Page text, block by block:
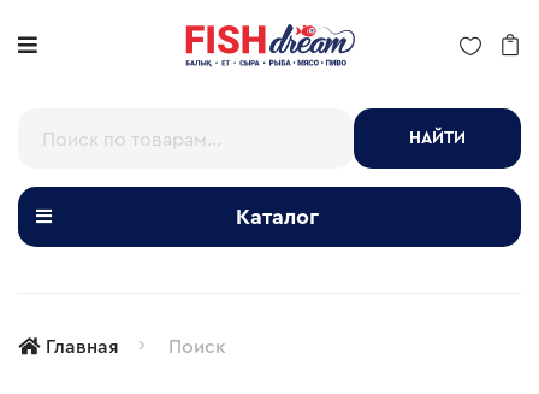
Каталог
НАЙТИ
Главная Поиск